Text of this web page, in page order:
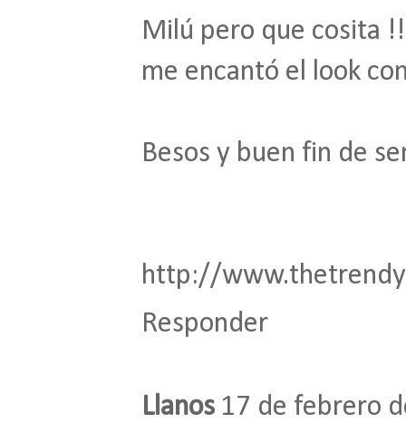
Milú pero que cosita !!
me encantó el look
Besos y buen fin de
http://
Responder
Llanos 17 de febrero